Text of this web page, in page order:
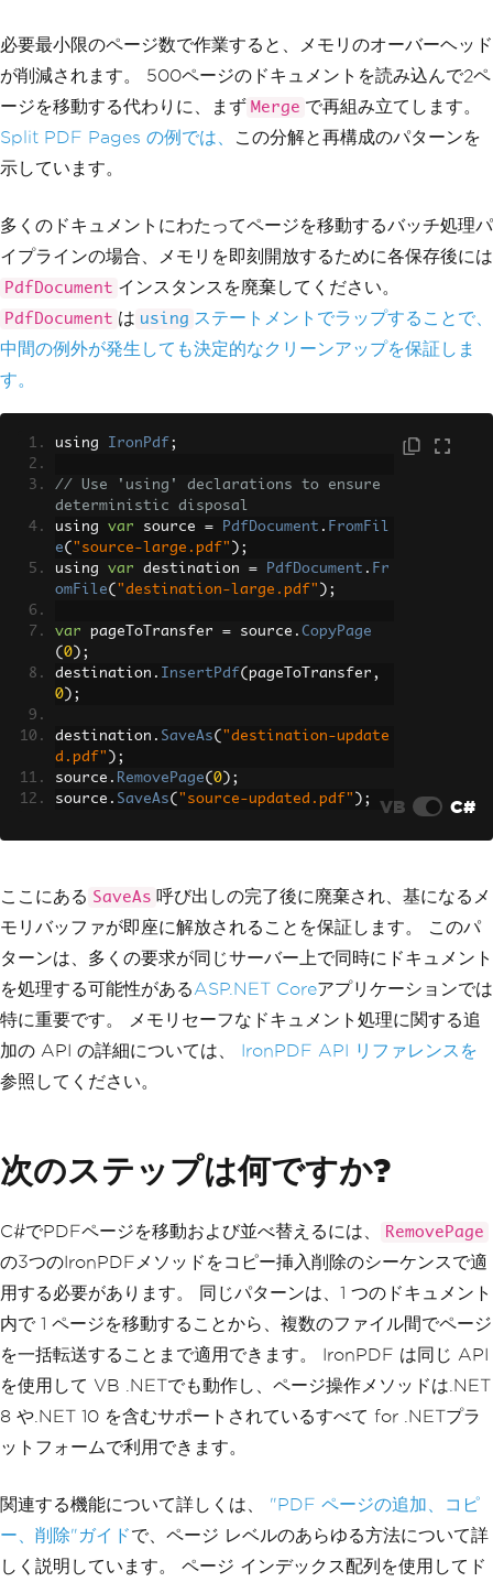
必要最小限のページ数で作業すると、メモリのオーバーヘッド
が削減されます。 500ページのドキュメントを読み込んで2ペ
ージを移動する代わりに、まず Merge で再組み立てします。
Split PDF Pages の例では、
この分解と再構成のパターンを
示しています。
多くのドキュメントにわたってページを移動するバッチ処理パ
イプラインの場合、メモリを即刻開放するために各保存後には
PdfDocument インスタンスを廃棄してください。
PdfDocument は using ステートメントでラップすることで、
中間の例外が発生しても決定的なクリーンアップを保証しま
す。
using IronPdf ;
// Use 'using' declarations to ensure
deterministic disposal
using var source = PdfDocument . FromFil
e( "source-large.pdf" );
using var destination = PdfDocument . Fr
omFile( "destination-large.pdf" );
var pageToTransfer = source . CopyPage
( 0 );
destination . InsertPdf( pageToTransfer ,
0 );
destination . SaveAs( "destination-update
d.pdf" );
source . RemovePage( 0 );
source . SaveAs( "source-updated.pdf" ); VB C#
ここにある SaveAs 呼び出しの完了後に廃棄され、基になるメ
モリバッファが即座に解放されることを保証します。 このパ
ターンは、多くの要求が同じサーバー上で同時にドキュメント
を処理する可能性があるASP.NET Coreアプリケーションでは
特に重要です。 メモリセーフなドキュメント処理に関する追
加の API の詳細については、 IronPDF API リファレンスを
参照してください。
次のステップは何ですか?
C#でPDFページを移動および並べ替えるには、 RemovePage
の3つのIronPDFメソッドをコピー挿入削除のシーケンスで適
用する必要があります。 同じパターンは、1 つのドキュメント
内で 1 ページを移動することから、複数のファイル間でページ
を一括転送することまで適用できます。 IronPDF は同じ API
を使用して VB .NETでも動作し、ページ操作メソッドは.NET
8 や.NET 10 を含むサポートされているすべて for .NETプラ
ットフォームで利用できます。
関連する機能について詳しくは、 "PDF ページの追加、コピ
ー、削除"ガイドで、ページ レベルのあらゆる方法について詳
しく説明しています。 ページ インデックス配列を使用してド